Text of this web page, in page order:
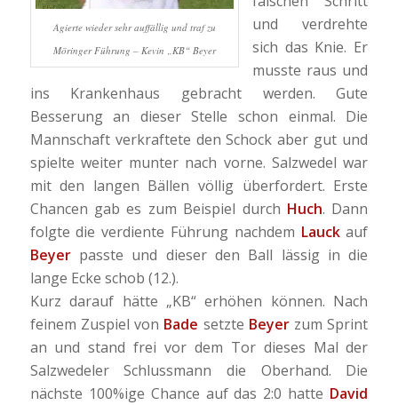
Agierte wieder sehr auffällig und traf zu
Möringer Führung – Kevin „KB“ Beyer
und verdrehte
sich das Knie. Er
musste raus und
ins Krankenhaus gebracht werden. Gute
Besserung an dieser Stelle schon einmal. Die
Mannschaft verkraftete den Schock aber gut und
spielte weiter munter nach vorne. Salzwedel war
mit den langen Bällen völlig überfordert. Erste
Chancen gab es zum Beispiel durch Huch. Dann
folgte die verdiente Führung nachdem Lauckauf
Beyerpasste und dieser den Ball lässig in die
lange Ecke schob (12.).
Kurz darauf hätte „KB“ erhöhen können. Nach
feinem Zuspiel von Bade setzte Beyerzum Sprint
an und stand frei vor dem Tor dieses Mal der
Salzwedeler Schlussmann die Oberhand. Die
nächste 100%ige Chance auf das 2:0 hatte David